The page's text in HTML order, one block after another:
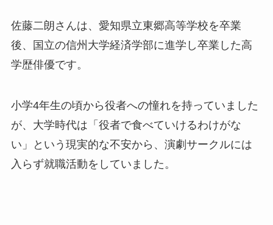
佐藤二朗さんは、愛知県立東郷高等学校を卒業
後、国立の信州大学経済学部に進学し卒業した高
学歴俳優です。
小学4年生の頃から役者への憧れを持っていました
が、大学時代は「役者で食べていけるわけがな
い」という現実的な不安から、演劇サークルには
入らず就職活動をしていました。